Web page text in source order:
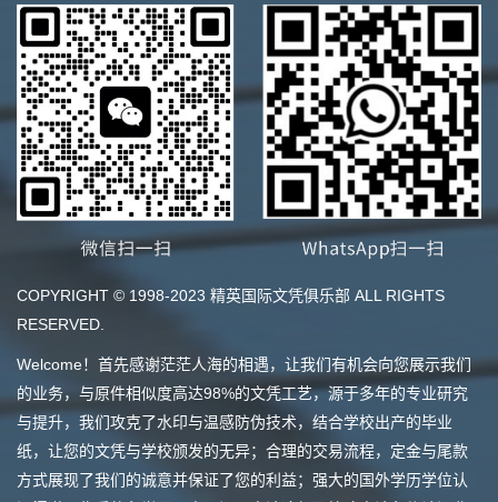
COPYRIGHT © 1998-2023 精英国际文凭俱乐部 ALL RIGHTS
RESERVED.
Welcome！首先感谢茫茫人海的相遇，让我们有机会向您展示我们
的业务，与原件相似度高达98%的文凭工艺，源于多年的专业研究
与提升，我们攻克了水印与温感防伪技术，结合学校出产的毕业
纸，让您的文凭与学校颁发的无异；合理的交易流程，定金与尾款
方式展现了我们的诚意并保证了您的利益；强大的国外学历学位认